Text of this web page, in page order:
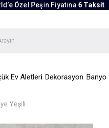
Özel Peşin Fiyatına 6 Taksit
Ev Aletleri Dekorasyon Banyo
Yeşili